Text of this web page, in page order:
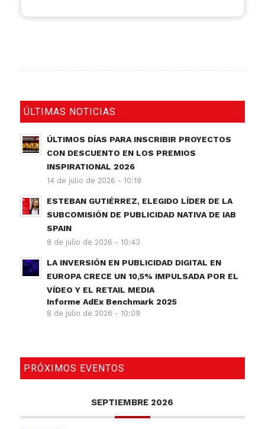
ÚLTIMAS NOTICIAS
ÚLTIMOS DÍAS PARA INSCRIBIR PROYECTOS
CON DESCUENTO EN LOS PREMIOS
INSPIRATIONAL 2026
14 de julio de 2026 - 10:19
ESTEBAN GUTIÉRREZ, ELEGIDO LÍDER DE LA
SUBCOMISIÓN DE PUBLICIDAD NATIVA DE IAB
SPAIN
8 de julio de 2026 - 10:43
LA INVERSIÓN EN PUBLICIDAD DIGITAL EN
EUROPA CRECE UN 10,5% IMPULSADA POR EL
VÍDEO Y EL RETAIL MEDIA
Informe AdEx Benchmark 2025
8 de julio de 2026 - 10:09
PRÓXIMOS EVENTOS
SEPTIEMBRE 2026